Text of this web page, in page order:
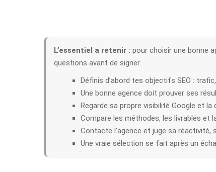
L’essentiel a retenir : pour choisir une bonne
questions avant de signer.
Définis d’abord tes objectifs SEO :
Une bonne agence doit prouver ses
Regarde sa propre visibilité Google et la
Compare les méthodes, les livrables et
Contacte l’agence et juge sa réactivité,
Une vraie sélection se fait après un